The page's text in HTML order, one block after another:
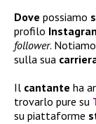
Dove possiamo
profilo
follower.
sulla sua
Il cantante ha
trovarlo pure su
su piattaforme